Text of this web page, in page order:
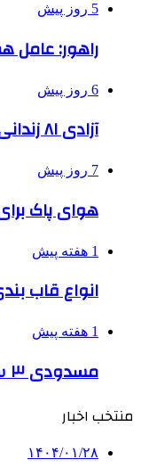
5 روز پیش
راهور: عامل
6 روز پیش
آزادی ۸۱ زندانی جرایم غیرعمد در تهران همزمان با اربعین
7 روز پیش
هوای پاک
1 هفته پیش
انواع قاب
1 هفته پیش
مسدودی ۳ سایت و حساب آژانس‌های متخلف فروش بلیت اربعین
منتخب اخبار
۱۴۰۴/۰۱/۲۸